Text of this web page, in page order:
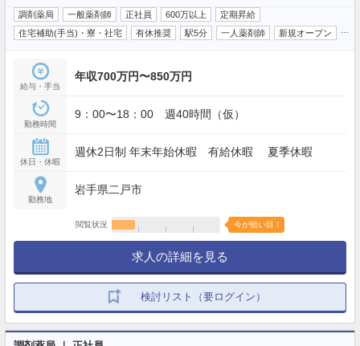
調剤薬局 一般薬剤師 正社員 600万以上
定期昇給
住宅補助(手当)・寮・社宅
有休推奨 駅5分 一人薬剤師 新規オープン
給与・手当
年収700万円〜850万円
勤務時間
9：00〜18：00 週40時間（仮）
休日・休暇
週休2日制 年末年始休暇 有給休暇 夏季休暇
勤務地
岩手県二戸市
閲覧状況 今が狙い目！
求人の詳細を見る
検討リスト（要ログイン）